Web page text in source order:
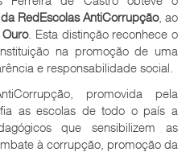
RedEscolas AntiCorrupção, ao
. Esta distinção reconhece o
na promoção de uma
e responsabilidade social.
promovida pela
as escolas de todo o país a
que sensibilizem as
à corrupção, promoção da